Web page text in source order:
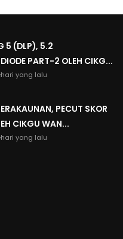
5 (DLP), 5.2
PART-2 OLEH CIKG...
yang lalu
PECUT SKOR
CIKGU WAN...
yang lalu